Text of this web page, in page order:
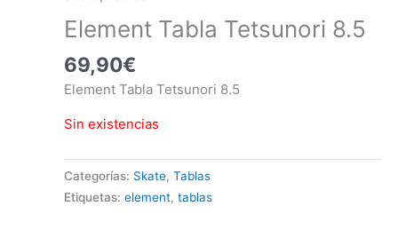
Element Tabla Tetsunori 8.5
69,90€
Element Tabla Tetsunori 8.5
Sin existencias
Categorías: Skate, Tablas
Etiquetas: element, tablas